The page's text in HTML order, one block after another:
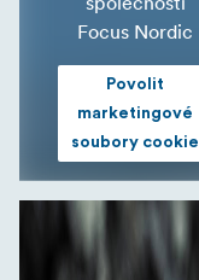
Focus Nordic
Povolit
marketingové
soubory cookie